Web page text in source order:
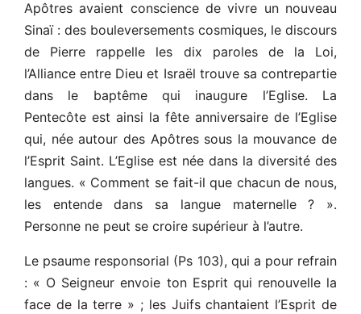
Apôtres avaient conscience de vivre un nouveau
Sinaï : des bouleversements cosmiques, le discours
de Pierre rappelle les dix paroles de la Loi,
l’Alliance entre Dieu et Israël trouve sa contrepartie
dans le baptême qui inaugure l’Eglise. La
Pentecôte est ainsi la fête anniversaire de l’Eglise
qui, née autour des Apôtres sous la mouvance de
l’Esprit Saint. L’Eglise est née dans la diversité des
langues. « Comment se fait-il que chacun de nous,
les entende dans sa langue maternelle ? ».
Personne ne peut se croire supérieur à l’autre.
Le psaume responsorial (Ps 103), qui a pour refrain
: « O Seigneur envoie ton Esprit qui renouvelle la
face de la terre » ; les Juifs chantaient l’Esprit de